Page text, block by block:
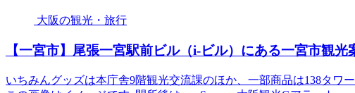
大阪の観光・旅行
【一宮市】尾張一宮駅前ビル（i-ビル）にある一宮市観光
いちみんグッズは本庁舎9階観光交流課のほか、一部商品は138タワ